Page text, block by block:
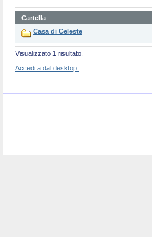
Cartella
Casa di Celeste
Visualizzato 1 risultato.
Accedi a dal desktop.